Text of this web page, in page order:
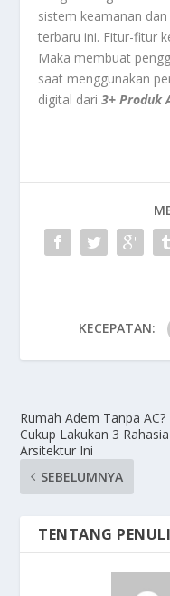
sistem keamanan
terbaru ini. Fitur-fitur
Maka membuat
saat menggunakan
digital dari3+ Produk
KECEPATAN:
Rumah Adem Tanpa AC?
Cukup Lakukan 3 Rahasia
Arsitektur Ini
SEBELUMNYA
TENTANG